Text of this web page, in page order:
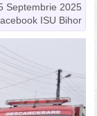
Septembrie 2025
ISU Bihor